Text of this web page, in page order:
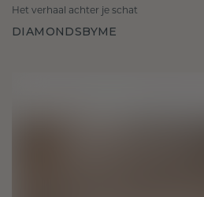
Het verhaal achter je schat
DIAMONDSBYME